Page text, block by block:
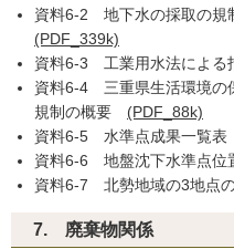
資料6-2 地下水の採取の規
(PDF_339k)
資料6-3 工業用水法による
資料6-4 三重県生活環境の
規制の概要 (PDF_88k)
資料6-5 水準点成果一覧表
資料6-6 地盤沈下水準点
資料6-7 北勢地域の3地点
7. 廃棄物関係